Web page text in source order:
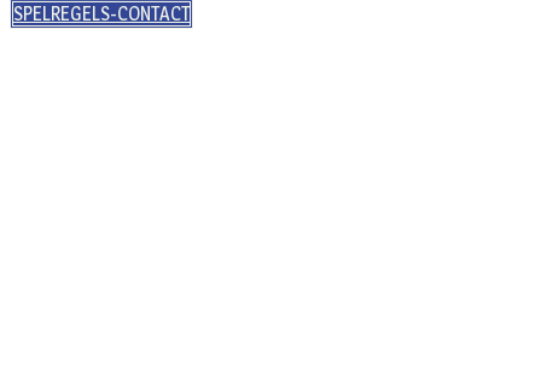
SPELREGELS-CONTACT